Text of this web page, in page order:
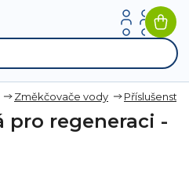
Změkčovače vody Příslušenství
pro regeneraci -